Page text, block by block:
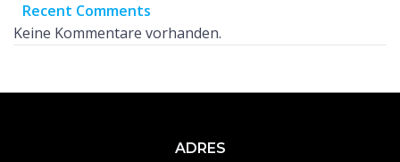
Recent Comments
Keine Kommentare vorhanden.
ADRES